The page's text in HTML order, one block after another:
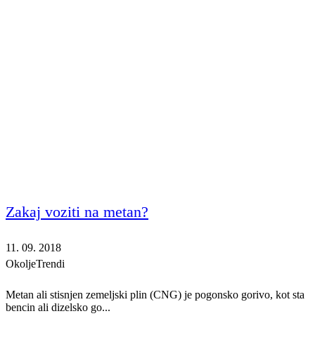
Zakaj voziti na metan?
11. 09. 2018
OkoljeTrendi
Metan ali stisnjen zemeljski plin (CNG) je pogonsko gorivo, kot sta
bencin ali dizelsko go...